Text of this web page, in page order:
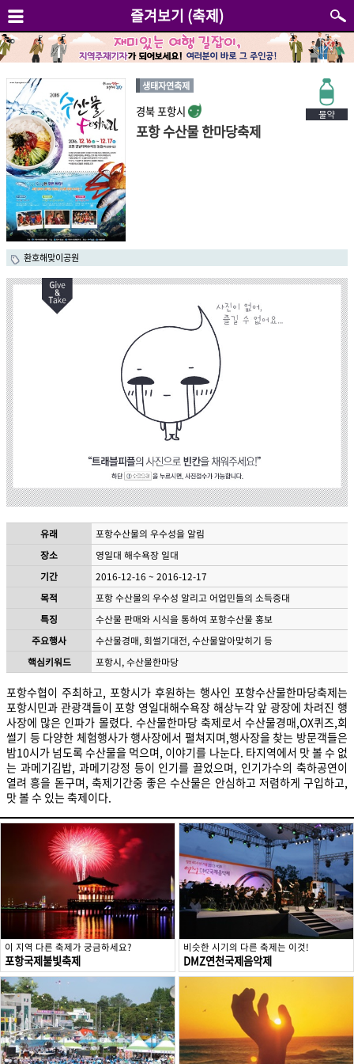
즐겨보기 (축제)
생태자연축제
경북 포항시
포항 수산물 한마당축제
환호해맞이공원
유래
포항수산물의 우수성을 알림
장소
영일대 해수욕장 일대
기간
2016-12-16 ~ 2016-12-17
목적
포항 수산물의 우수성 알리고 어업민들의 소득증대
특징
수산물 판매와 시식을 통하여 포항수산물 홍보
주요행사
수산물경매, 회썰기대전, 수산물알아맞히기 등
핵심키워드
포항시, 수산물한마당
포항수협이 주최하고, 포항시가 후원하는 행사인 포항수산물한마당축제는
포항시민과 관광객들이 포항 영일대해수욕장 해상누각 앞 광장에 차려진 행
사장에 많은 인파가 몰렸다. 수산물한마당 축제로서 수산물경매,OX퀴즈,회
썰기 등 다양한 체험행사가 행사장에서 펼쳐지며,행사장을 찾는 방문객들은
밤10시가 넘도록 수산물을 먹으며, 이야기를 나눈다. 타지역에서 맛 볼 수 없
는 과메기김밥, 과메기강정 등이 인기를 끌었으며, 인기가수의 축하공연이
열려 흥을 돋구며, 축제기간중 좋은 수산물은 안심하고 저렴하게 구입하고,
이 지역 다른 축제가 궁금하세요?
포항국제불빛축제
비슷한 시기의 다른 축제는 이것!
DMZ연천국제음악제